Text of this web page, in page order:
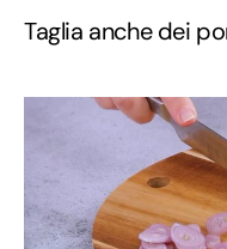
Taglia anche dei